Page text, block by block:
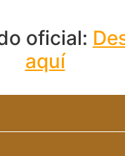
oficial:
aquí